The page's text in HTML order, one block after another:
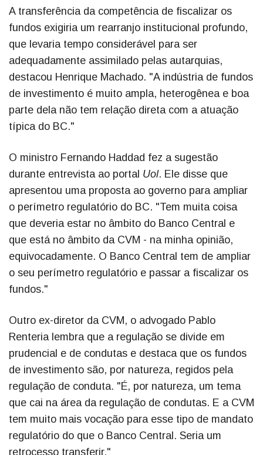
A transferência da competência de fiscalizar os
fundos exigiria um rearranjo institucional profundo,
que levaria tempo considerável para ser
adequadamente assimilado pelas autarquias,
destacou Henrique Machado. "A indústria de fundos
de investimento é muito ampla, heterogênea e boa
parte dela não tem relação direta com a atuação
típica do BC."
O ministro Fernando Haddad fez a sugestão
durante entrevista ao portal Uol. Ele disse que
apresentou uma proposta ao governo para ampliar
o perímetro regulatório do BC. "Tem muita coisa
que deveria estar no âmbito do Banco Central e
que está no âmbito da CVM - na minha opinião,
equivocadamente. O Banco Central tem de ampliar
o seu perímetro regulatório e passar a fiscalizar os
fundos."
Outro ex-diretor da CVM, o advogado Pablo
Renteria lembra que a regulação se divide em
prudencial e de condutas e destaca que os fundos
de investimento são, por natureza, regidos pela
regulação de conduta. "É, por natureza, um tema
que cai na área da regulação de condutas. E a CVM
tem muito mais vocação para esse tipo de mandato
regulatório do que o Banco Central. Seria um
retrocesso transferir."